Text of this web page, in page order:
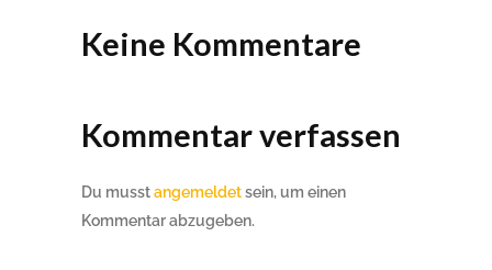
Keine Kommentare
Kommentar verfassen
Du musstangemeldetsein, um einen
Kommentar abzugeben.